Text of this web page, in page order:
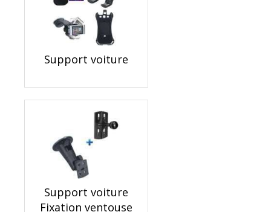
Support voiture
Support voiture
Fixation ventouse